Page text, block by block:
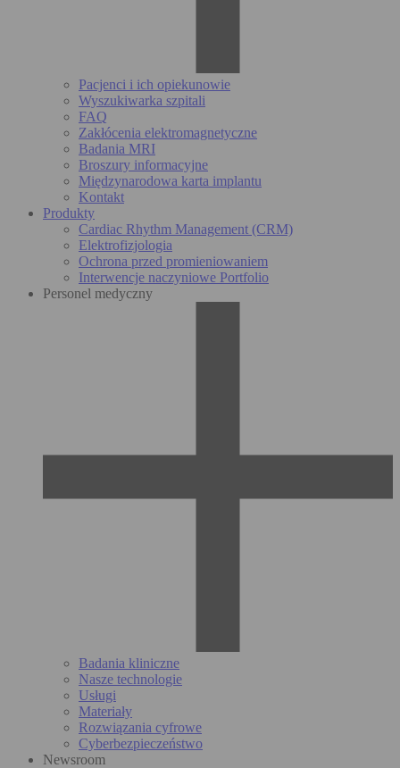
Pacjenci i ich opiekunowie
Wyszukiwarka szpitali
FAQ
Zakłócenia elektromagnetyczne
Badania MRI
Broszury informacyjne
Międzynarodowa karta implantu
Kontakt
Produkty
Cardiac Rhythm Management (CRM)
Elektrofizjologia
Ochrona przed promieniowaniem
Interwencje naczyniowe Portfolio
Personel medyczny
Badania kliniczne
Nasze technologie
Usługi
Materiały
Rozwiązania cyfrowe
Cyberbezpieczeństwo
Newsroom